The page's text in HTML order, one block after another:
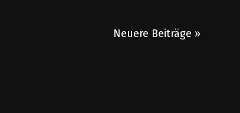
Neuere Beiträge »